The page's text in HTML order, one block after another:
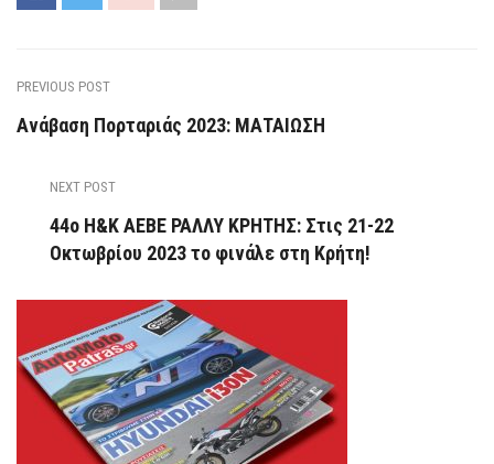
PREVIOUS POST
Ανάβαση Πορταριάς 2023: ΜΑΤΑΙΩΣΗ
NEXT POST
44ο Η&Κ ΑΕΒΕ ΡΑΛΛΥ ΚΡΗΤΗΣ: Στις 21-22
Οκτωβρίου 2023 το φινάλε στη Κρήτη!